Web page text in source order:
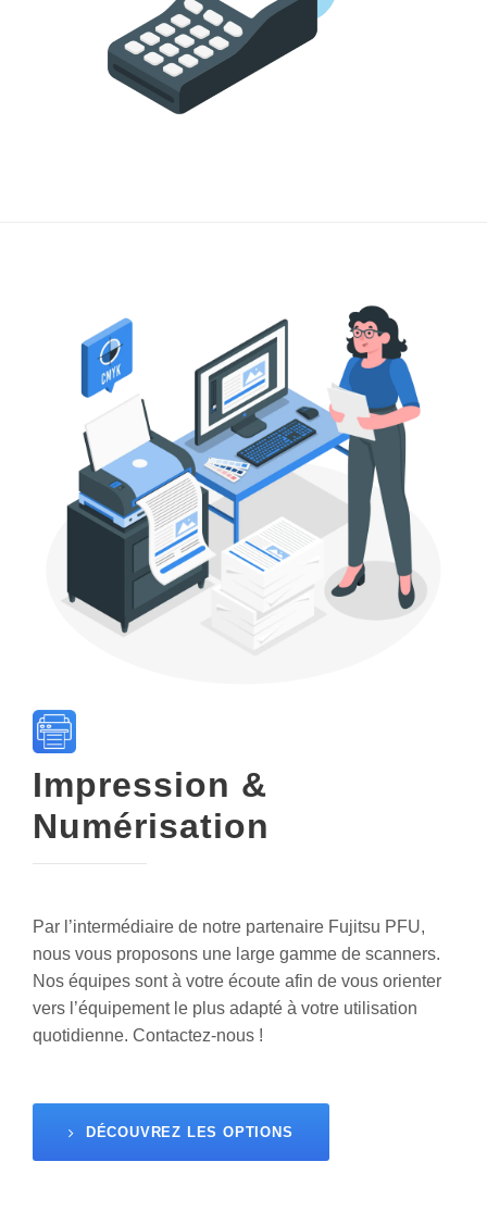
Impression &
Numérisation
Par l’intermédiaire de notre partenaire Fujitsu PFU,
nous vous proposons une large gamme de scanners.
Nos équipes sont à votre écoute afin de vous orienter
vers l’équipement le plus adapté à votre utilisation
quotidienne. Contactez-nous !
DÉCOUVREZ LES OPTIONS